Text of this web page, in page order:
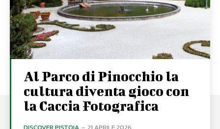
Al Parco di Pinocchio la
cultura diventa gioco con
la Caccia Fotografica
DISCOVER PISTOIA - 21 APRILE 2026